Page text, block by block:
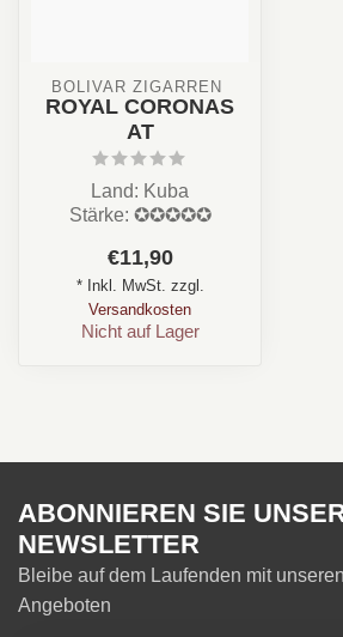
BOLIVAR ZIGARREN
ROYAL CORONAS
AT
Land: Kuba
Stärke: ✪✪✪✪✪
Pfeffer, Cremig, Süß,
Gras, Kaffe...
€11,90
* Inkl. MwSt. zzgl.
Versandkosten
Nicht auf Lager
ABONNIEREN SIE
NEWSLETTER
Bleibe auf dem Laufenden mit
Angeboten